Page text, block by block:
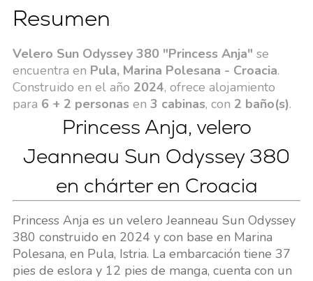
Resumen
Velero Sun Odyssey 380 "Princess Anja" se
encuentra en Pula, Marina Polesana - Croacia.
Construido en el año 2024, ofrece alojamiento
para 6 + 2 personasen 3 cabinas, con 2 baño(s).
Princess Anja, velero
Jeanneau Sun Odyssey 380
en chárter en Croacia
Princess Anja es un velero Jeanneau Sun Odyssey
380 construido en 2024 y con base en Marina
Polesana, en Pula, Istria. La embarcación tiene 37
pies de eslora y 12 pies de manga, cuenta con un